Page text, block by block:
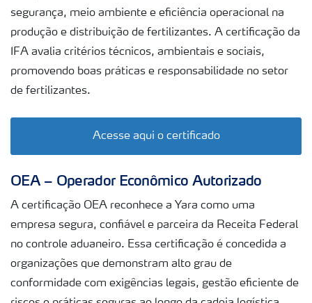
segurança, meio ambiente e eficiência operacional na
produção e distribuição de fertilizantes. A certificação da
IFA avalia critérios técnicos, ambientais e sociais,
promovendo boas práticas e responsabilidade no setor
de fertilizantes.
Acesse aqui o certificado
OEA – Operador Econômico Autorizado
A certificação OEA reconhece a Yara como uma
empresa segura, confiável e parceira da Receita Federal
no controle aduaneiro. Essa certificação é concedida a
organizações que demonstram alto grau de
conformidade com exigências legais, gestão eficiente de